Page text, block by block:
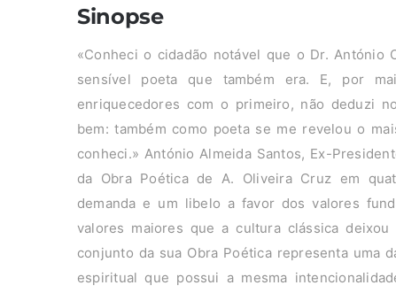
Sinopse
«Conheci o cidadão notável que o Dr.
sensível poeta que também era. E, por
enriquecedores com o primeiro, não deduzi
bem: também como poeta se me revelou o
conheci.» António Almeida Santos, Ex-
da Obra Poética de A. Oliveira Cruz em
demanda e um libelo a favor dos valores
valores maiores que a cultura clássica
conjunto da sua Obra Poética representa uma
espiritual que possui a mesma